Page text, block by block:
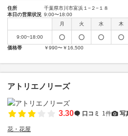
住所
千葉県市川市富浜１−２−１８
本日の営業状況 9:00〜18:00
月
火 水 木
9:00~18:00
価格帯
￥990〜￥16,500
アトリエノリーズ
3.30 口コミ 1件 写
花・花屋